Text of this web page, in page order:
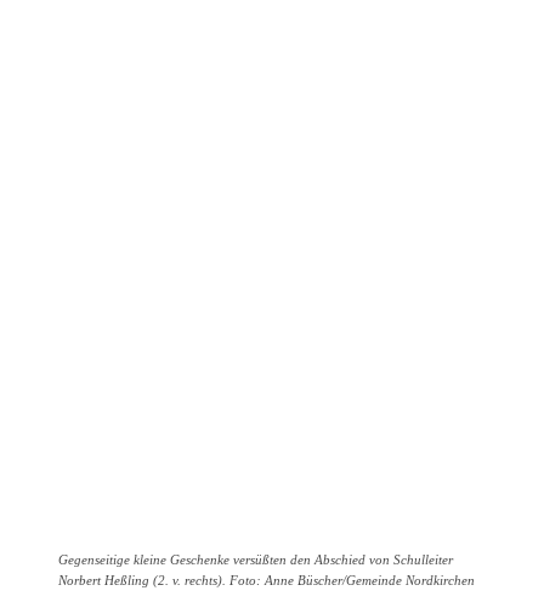
Gegenseitige kleine Geschenke versüßten den Abschied von Schulleiter
Norbert Heßling (2. v. rechts). Foto: Anne Büscher/Gemeinde Nordkirchen